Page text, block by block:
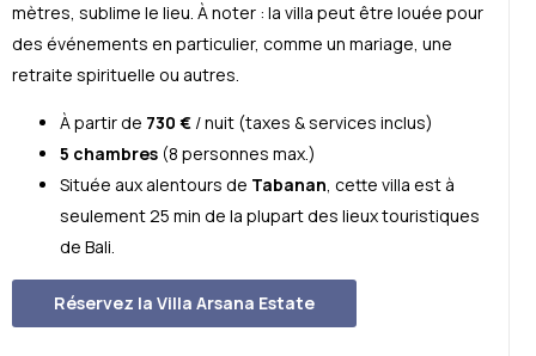
mètres, sublime le lieu. À noter : la villa peut être louée pour
des événements en particulier, comme un mariage, une
retraite spirituelle ou autres.
À partir de 730 € / nuit (taxes & services inclus)
5 chambres (8 personnes max.)
Située aux alentours de Tabanan, cette villa est à
seulement 25 min de la plupart des lieux touristiques
de Bali.
Réservez la Villa Arsana Estate